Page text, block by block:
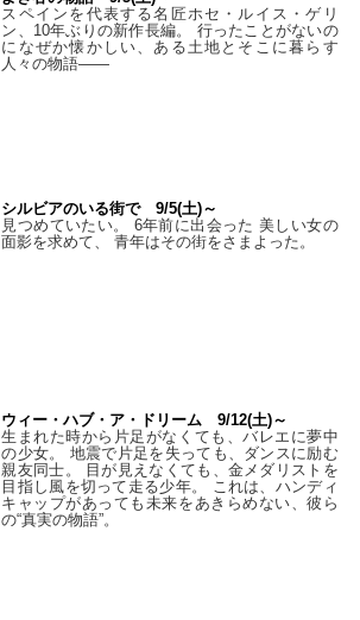
スペインを代表する名匠ホセ・ルイス・ゲリ
ン、10年ぶりの新作長編。 行ったことがないの
になぜか懐かしい、ある土地とそこに暮らす
人々の物語――
シルビアのいる街で 9/5(土)～
見つめていたい。 6年前に出会った 美しい女の
面影を求めて、 青年はその街をさまよった。
ウィー・ハブ・ア・ドリーム 9/12(土)～
生まれた時から片足がなくても、バレエに夢中
の少女。 地震で片足を失っても、ダンスに励む
親友同士。 目が見えなくても、金メダリストを
目指し風を切って走る少年。 これは、ハンディ
キャップがあっても未来をあきらめない、彼ら
の“真実の物語”。